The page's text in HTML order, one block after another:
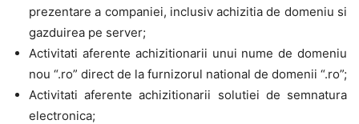
prezentare a companiei, inclusiv achizitia de domeniu si
gazduirea pe server;
Activitati aferente achizitionarii unui nume de domeniu
nou “.ro” direct de la furnizorul national de domenii “.ro”;
Activitati aferente achizitionarii solutiei de semnatura
electronica;